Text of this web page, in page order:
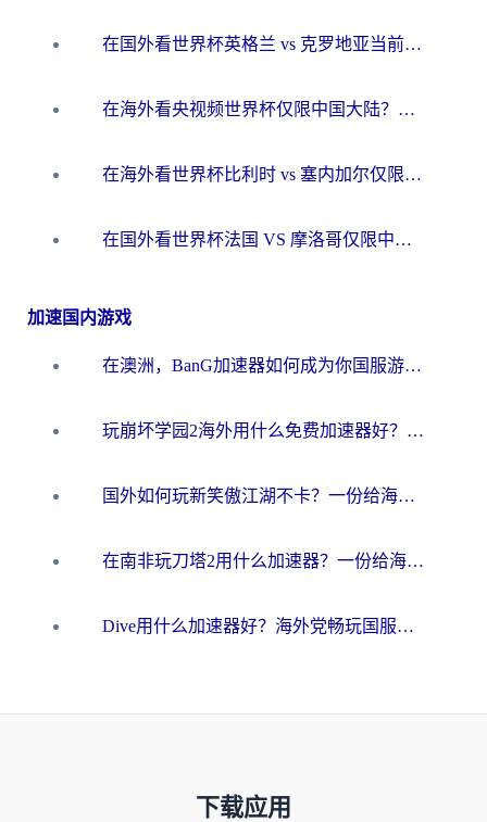
在国外看世界杯英格兰 vs 克罗地亚当前地区不可播放？这篇指南帮你搞定所有海外观赛难题
在海外看央视频世界杯仅限中国大陆？这篇指南帮你解锁中文解说+无卡顿直播
在海外看世界杯比利时 vs 塞内加尔仅限中国大陆？我找到了最流畅的中文解说之路
在国外看世界杯法国 VS 摩洛哥仅限中国大陆？海外党这样看中文解说赛事不卡顿
加速国内游戏
在澳洲，BanG加速器如何成为你国服游戏的“时光机”？
玩崩坏学园2海外用什么免费加速器好？2026海外党亲测国服游戏加速指南
国外如何玩新笑傲江湖不卡？一份给海外游子的终极网络指南
在南非玩刀塔2用什么加速器？一份给海外游子的终极生存指南
Dive用什么加速器好？海外党畅玩国服游戏的终极避坑指南
下载应用